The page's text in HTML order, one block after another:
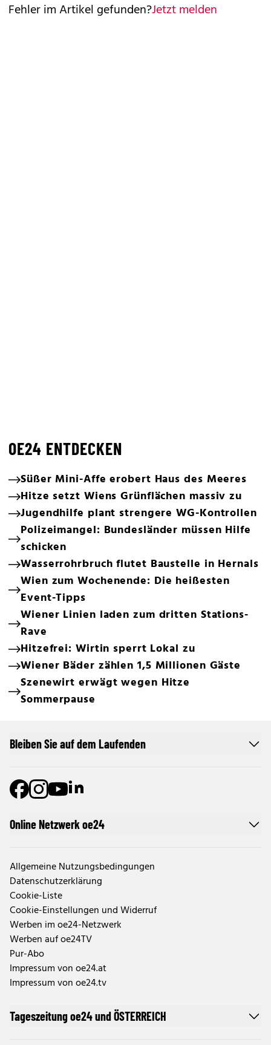
Fehler im Artikel gefunden?Jetzt melden
OE24 ENTDECKEN
Süßer Mini-Affe erobert Haus des Meeres
Hitze setzt Wiens Grünflächen massiv zu
Jugendhilfe plant strengere WG-Kontrollen
Polizeimangel: Bundesländer müssen Hilfe
schicken
Wasserrohrbruch flutet Baustelle in Hernals
Wien zum Wochenende: Die heißesten
Event-Tipps
Wiener Linien laden zum dritten Stations-
Rave
Hitzefrei: Wirtin sperrt Lokal zu
Wiener Bäder zählen 1,5 Millionen Gäste
Szenewirt erwägt wegen Hitze
Sommerpause
Online Netzwerk oe24
Allgemeine Nutzungsbedingungen
Datenschutzerklärung
Cookie-Liste
Cookie-Einstellungen und Widerruf
Werben im oe24-Netzwerk
Werben auf oe24TV
Pur-Abo
Impressum von oe24.at
Impressum von oe24.tv
Tageszeitung oe24 und ÖSTERREICH
Bleiben Sie auf dem Laufenden